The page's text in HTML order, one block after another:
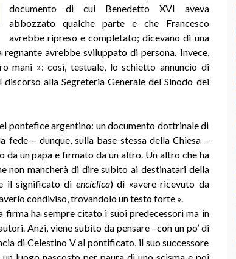
documento di cui Benedetto XVI aveva
abbozzato qualche parte e che Francesco
avrebbe ripreso e completato; dicevano di una
avrebbe sviluppato di persona. Invece,
mani »: così, testuale, lo schietto annuncio di
discorso alla Segreteria Generale del Sinodo dei
pontefice argentino: un documento dottrinale di
– dunque, sulla base stessa della Chiesa –
un papa e firmato da un altro. Un altro che ha
non mancherà di dire subito ai destinatari della
il significato di enciclica) di «avere ricevuto da
condiviso, trovandolo un testo forte ».
firma ha sempre citato i suoi predecessori ma in
Anzi, viene subito da pensare –con un po’ di
di Celestino V al pontificato, il suo successore
luogo nascosto per paura di uno scisma e poi